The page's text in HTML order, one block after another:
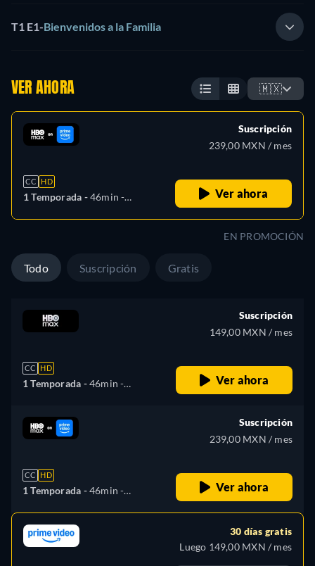
T1 E1-Bienvenidos a la Familia
VER AHORA 🇲🇽
CC HD
1 Temporada -46min -
Suscripción
239,00 MXN / mes
Ver ahora
EN PROMOCIÓN
Todo Suscripción Gratis
CC HD
1 Temporada -46min -
Suscripción
149,00 MXN / mes
Ver ahora
CC HD
1 Temporada -46min -
Polaco, Ruso
Suscripción
239,00 MXN / mes
Ver ahora
30 días gratis
Luego 149,00 MXN / mes